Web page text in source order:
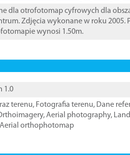
dla otrofotomap cyfrowych dla
Zdjęcia wykonane w roku 2005.
wynosi 1.50m.
1.0
terenu, Fotografia terenu, Dane
,Aerial photography,
Aerial orthophotomap